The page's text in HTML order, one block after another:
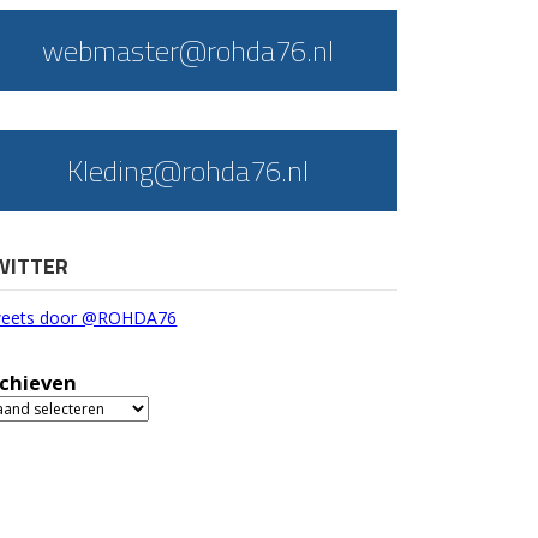
webmaster@rohda76.nl
Kleding@rohda76.nl
door @ROHDA76